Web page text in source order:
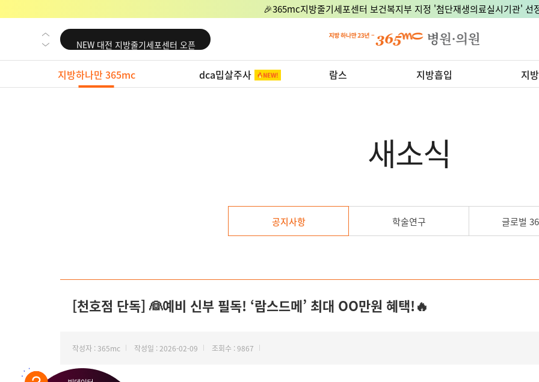
🎉365mc지방줄기세포센터 보건복지부 지정 '첨단재생의료실시기관' 선
NEW 교대 지방줄기세포센터 오픈
NEW 대전 지방줄기세포센터 오픈
NEW 노원 지방줄기세포센터 오픈
NEW 미국 LA점 오픈
지방하나만 365mc dca밉살주사 람스 지방흡입 지
새소식
공지사항 학술연구 글로벌
[천호점 단독] 👰예비 신부 필독! ‘람스드메’ 최대 OO만원 혜택!🔥
작성자 : 365mc 작성일 : 2026-02-09 조회수 : 9867